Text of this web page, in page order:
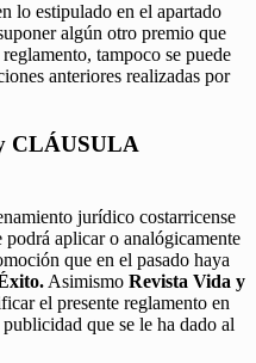
lo estipulado en el apartado
algún otro premio que
tampoco se puede
anteriores realizadas por
CLÁUSULA
jurídico costarricense
aplicar o analógicamente
que en el pasado haya
Asimismo Revista Vida y
el presente reglamento en
que se le ha dado al